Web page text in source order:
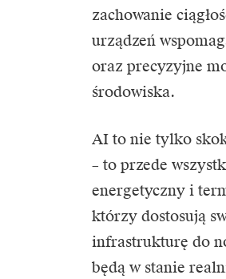
zachowanie
urządzeń
oraz precyzyjne
środowiska.
AI to nie tylko
– to przede
energetyczny i
którzy dostosują
infrastrukturę do
będą w stanie